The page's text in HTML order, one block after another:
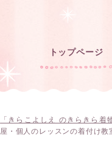
トップページ
「きらこよしえ のきらきら
屋・個人のレッスンの着付け